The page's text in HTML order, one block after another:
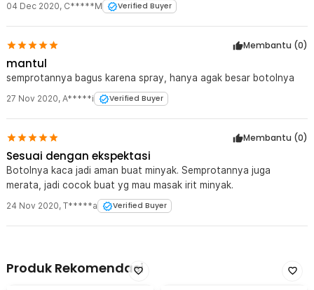
04 Dec 2020, C*****M Verified Buyer
Membantu (0)
mantul
semprotannya bagus karena spray, hanya agak besar botolnya
27 Nov 2020, A*****i Verified Buyer
Membantu (0)
Sesuai dengan ekspektasi
Botolnya kaca jadi aman buat minyak. Semprotannya juga
merata, jadi cocok buat yg mau masak irit minyak.
24 Nov 2020, T*****a Verified Buyer
Produk Rekomendasi